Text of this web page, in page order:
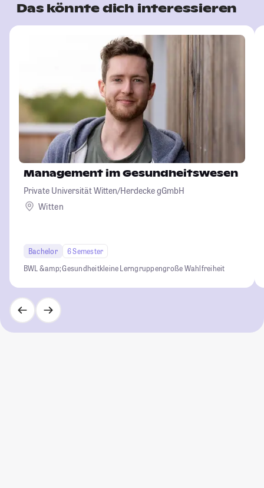
Das könnte dich interessieren
Management im Gesundheitswesen
Private Universität Witten/Herdecke gGmbH
Witten
Bachelor
6 Semester
BWL &amp; Gesundheitkleine Lerngruppengroße Wahlfreiheit